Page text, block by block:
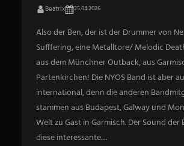
Beatrix 25.04.2026
Also der Ben, der ist der Drummer von
Sufffering, eine Metalltore/ Melodic
aus dem Münchner Outback, aus
Partenkirchen! Die NYOS Band ist aber
international, denn die anderen
stammen aus Budapest, Galway und
Welt zu Gast in Garmisch. Der Sound der
diese interessante…